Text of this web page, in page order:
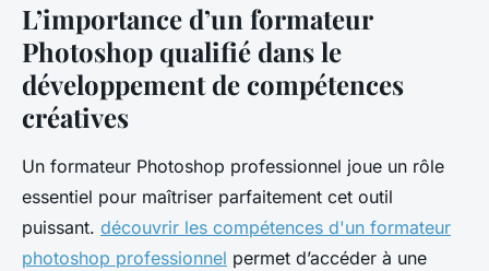
L’importance d’un formateur
Photoshop qualifié dans le
développement de compétences
créatives
Un formateur Photoshop professionnel joue un rôle
essentiel pour maîtriser parfaitement cet outil
puissant. découvrir les compétences d'un formateur
photoshop professionnel permet d’accéder à une